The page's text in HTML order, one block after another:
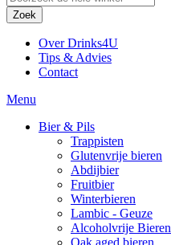
Zoek
Over Drinks4U
Tips & Advies
Contact
Menu
Bier & Pils
Trappisten
Glutenvrije bieren
Abdijbier
Fruitbier
Winterbieren
Lambic - Geuze
Alcoholvrije Bieren
Oak aged bieren